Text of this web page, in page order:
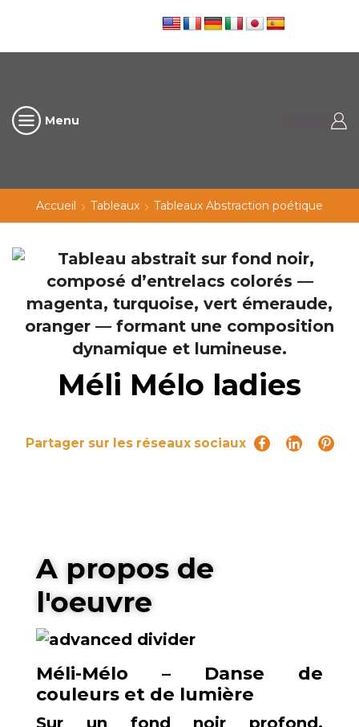
Menu
Accueil Tableaux Tableaux Abstraction poétique
Méli Mélo ladies
Partager sur les réseaux sociaux
A propos de
l'oeuvre
Méli-Mélo – Danse de
couleurs et de lumière
Sur un fond noir profond,